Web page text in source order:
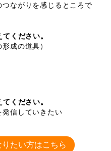
ながりを感じるところで
ください。
成の道具）
ください。
信していきたい
たい方はこちら